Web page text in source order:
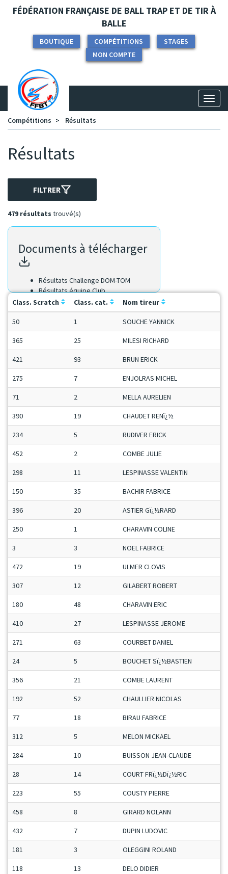
Panneau de gestion des cookies
FÉDÉRATION FRANÇAISE DE BALL TRAP ET DE TIR À
BALLE
BOUTIQUE COMPÉTITIONS
STAGES
MON COMPTE
Compétitions
Résultats
Résultats
FILTRER
479 résultats trouvé(s)
Documents à télécharger
Résultats Challenge DOM-TOM
Résultats équipe Club
Résultats équipe Région
Résultats Scratch
Class. Scratch Class. cat. Nom tireur
50 1 SOUCHE YANNICK
365 25 MILESI RICHARD
421 93 BRUN ERICK
275 7 ENJOLRAS MICHEL
71 2 MELLA AURELIEN
390 19 CHAUDET RENï¿½
234 5 RUDIVER ERICK
452 2 COMBE JULIE
298 11 LESPINASSE VALENTIN
150 35 BACHIR FABRICE
396 20 ASTIER Gï¿½RARD
250 1 CHARAVIN COLINE
3 3 NOEL FABRICE
472 19 ULMER CLOVIS
307 12 GILABERT ROBERT
180 48 CHARAVIN ERIC
410 27 LESPINASSE JEROME
271 63 COURBET DANIEL
24 5 BOUCHET Sï¿½BASTIEN
356 21 COMBE LAURENT
192 52 CHAULLIER NICOLAS
77 18 BIRAU FABRICE
312 5 MELON MICKAEL
284 10 BUISSON JEAN-CLAUDE
28 14 COURT FRï¿½Dï¿½RIC
223 55 COUSTY PIERRE
458 8 GIRARD NOLANN
432 7 DUPIN LUDOVIC
181 3 OLEGGINI ROLAND
118 13 DELO DIDIER